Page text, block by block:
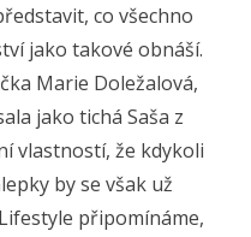
co všechno
jako takové obnáší.
Marie Doležalová,
jako tichá Saša z
vlastností, že kdykoli
by se však už
připomínáme,